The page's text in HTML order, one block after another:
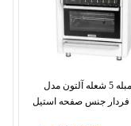
اجاق گاز مبله 5 شعله آلتون مدل